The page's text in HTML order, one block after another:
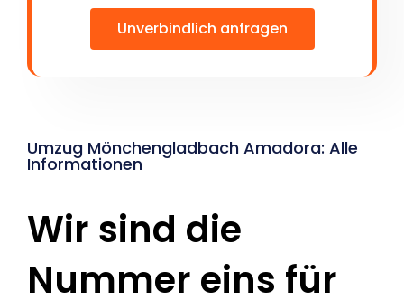
Unverbindlich anfragen
Umzug Mönchengladbach Amadora: Alle
Informationen
Wir sind die
Nummer eins für